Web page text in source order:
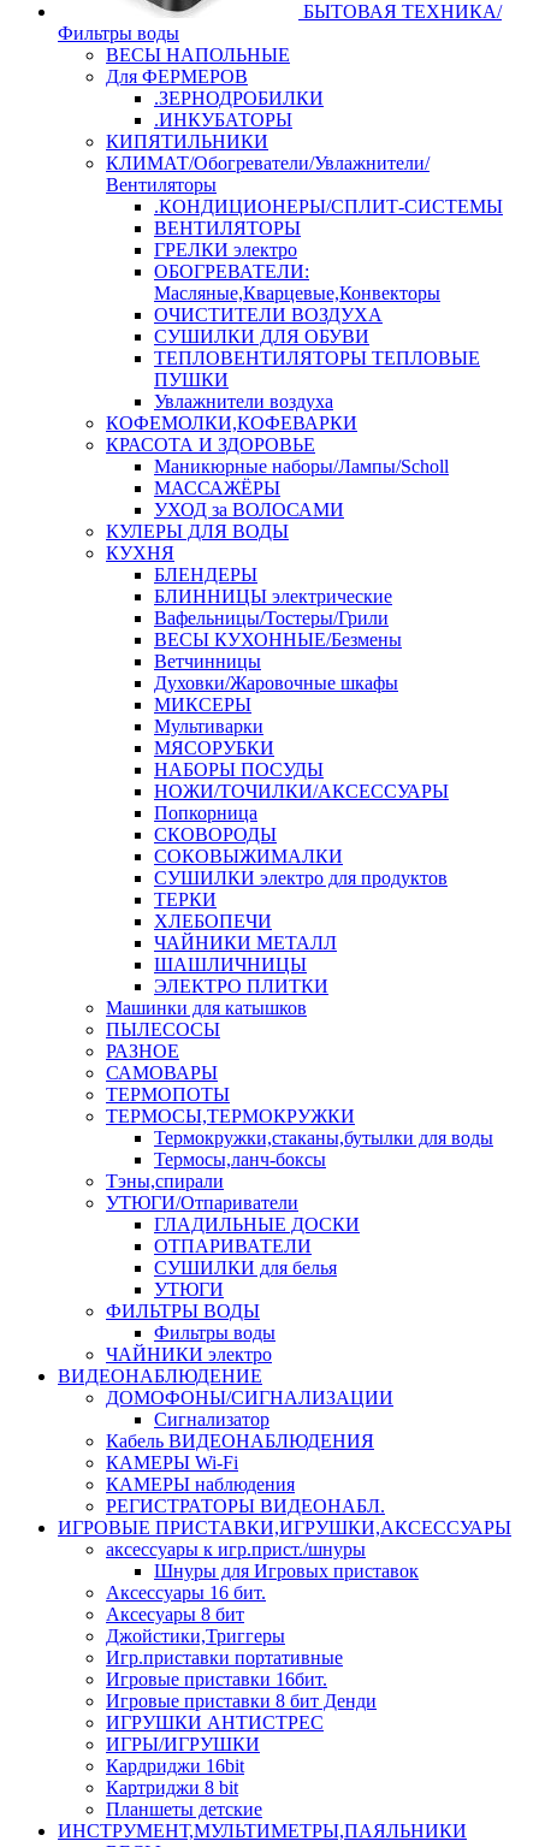
БЫТОВАЯ ТЕХНИКА/
Фильтры воды
ВЕСЫ НАПОЛЬНЫЕ
Для ФЕРМЕРОВ
.ЗЕРНОДРОБИЛКИ
.ИНКУБАТОРЫ
КИПЯТИЛЬНИКИ
КЛИМАТ/Обогреватели/Увлажнители/
Вентиляторы
.КОНДИЦИОНЕРЫ/СПЛИТ-СИСТЕМЫ
ВЕНТИЛЯТОРЫ
ГРЕЛКИ электро
ОБОГРЕВАТЕЛИ:
Масляные,Кварцевые,Конвекторы
ОЧИСТИТЕЛИ ВОЗДУХА
СУШИЛКИ ДЛЯ ОБУВИ
ТЕПЛОВЕНТИЛЯТОРЫ ТЕПЛОВЫЕ
ПУШКИ
Увлажнители воздуха
КОФЕМОЛКИ,КОФЕВАРКИ
КРАСОТА И ЗДОРОВЬЕ
Маникюрные наборы/Лампы/Scholl
МАССАЖЁРЫ
УХОД за ВОЛОСАМИ
КУЛЕРЫ ДЛЯ ВОДЫ
КУХНЯ
БЛЕНДЕРЫ
БЛИННИЦЫ электрические
Вафельницы/Тостеры/Грили
ВЕСЫ КУХОННЫЕ/Безмены
Ветчинницы
Духовки/Жаровочные шкафы
МИКСЕРЫ
Мультиварки
МЯСОРУБКИ
НАБОРЫ ПОСУДЫ
НОЖИ/ТОЧИЛКИ/АКСЕССУАРЫ
Попкорница
СКОВОРОДЫ
СОКОВЫЖИМАЛКИ
СУШИЛКИ электро для продуктов
ТЕРКИ
ХЛЕБОПЕЧИ
ЧАЙНИКИ МЕТАЛЛ
ШАШЛИЧНИЦЫ
ЭЛЕКТРО ПЛИТКИ
Машинки для катышков
ПЫЛЕСОСЫ
РАЗНОЕ
САМОВАРЫ
ТЕРМОПОТЫ
ТЕРМОСЫ,ТЕРМОКРУЖКИ
Термокружки,стаканы,бутылки для воды
Термосы,ланч-боксы
Тэны,спирали
УТЮГИ/Отпариватели
ГЛАДИЛЬНЫЕ ДОСКИ
ОТПАРИВАТЕЛИ
СУШИЛКИ для белья
УТЮГИ
ФИЛЬТРЫ ВОДЫ
Фильтры воды
ЧАЙНИКИ электро
ВИДЕОНАБЛЮДЕНИЕ
ДОМОФОНЫ/СИГНАЛИЗАЦИИ
Сигнализатор
Кабель ВИДЕОНАБЛЮДЕНИЯ
КАМЕРЫ Wi-Fi
КАМЕРЫ наблюдения
РЕГИСТРАТОРЫ ВИДЕОНАБЛ.
ИГРОВЫЕ ПРИСТАВКИ,ИГРУШКИ,АКСЕССУАРЫ
аксесcуары к игр.прист./шнуры
Шнуры для Игровых приставок
Аксессуары 16 бит.
Аксесуары 8 бит
Джойстики,Триггеры
Игр.приставки портативные
Игровые приставки 16бит.
Игровые приставки 8 бит Денди
ИГРУШКИ АНТИСТРЕС
ИГРЫ/ИГРУШКИ
Кардриджи 16bit
Картриджи 8 bit
Планшеты детские
ИНСТРУМЕНТ,МУЛЬТИМЕТРЫ,ПАЯЛЬНИКИ